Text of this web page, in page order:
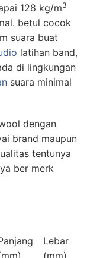
128 kg/m3
betul cocok
suara buat
latihan band,
di lingkungan
suara minimal
dengan
brand maupun
tentunya
ber merk
Lebar